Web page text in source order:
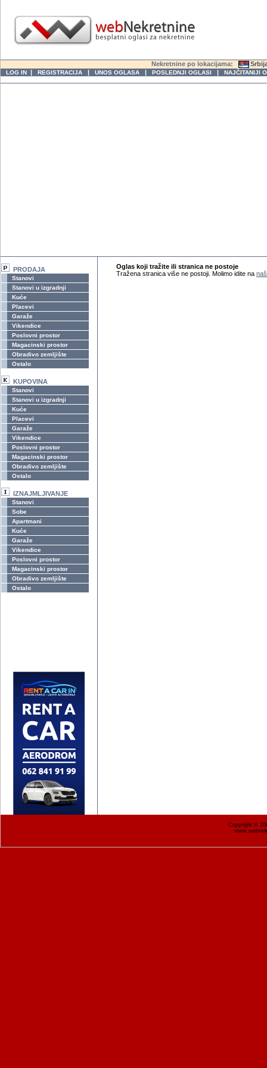
Nekretnine po lokacijama:
LOG IN | REGISTRACIJA | UNOS OGLASA | POSLEDNJI OGLASI | NAJČITANIJI
PRODAJA
Stanovi
Stanovi u izgradnji
Kuće
Placevi
Garaže
Vikendice
Poslovni prostor
Magacinski prostor
Obradivo zemljište
Ostalo
KUPOVINA
Stanovi
Stanovi u izgradnji
Kuće
Placevi
Garaže
Vikendice
Poslovni prostor
Magacinski prostor
Obradivo zemljište
Ostalo
IZNAJMLJIVANJE
Stanovi
Sobe
Apartmani
Kuće
Garaže
Vikendice
Poslovni prostor
Magacinski prostor
Obradivo zemljište
Ostalo
Oglas koji tražite ili stranica ne postoje
Tražena stranica više ne postoji. Molimo idite na
Copyright ©